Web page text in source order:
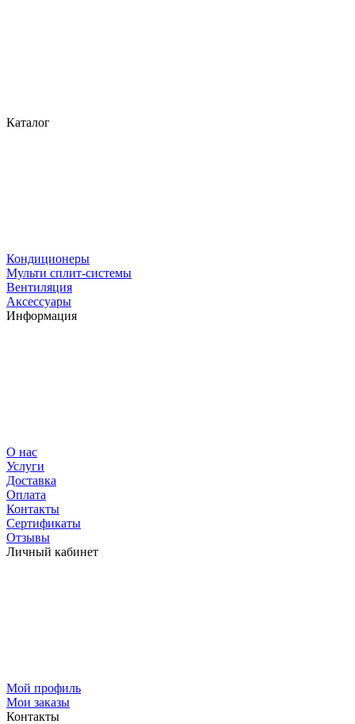
Каталог
Кондиционеры
Мульти сплит-системы
Вентиляция
Аксессуары
Информация
О нас
Услуги
Доставка
Оплата
Контакты
Сертификаты
Отзывы
Личный кабинет
Мой профиль
Мои заказы
Контакты